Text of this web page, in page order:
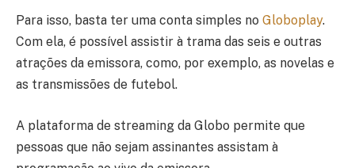
Para isso, basta ter uma conta simples no Globoplay.
Com ela, é possível assistir à trama das seis e outras
atrações da emissora, como, por exemplo, as novelas e
as transmissões de futebol.
A plataforma de streaming da Globo permite que
pessoas que não sejam assinantes assistam à